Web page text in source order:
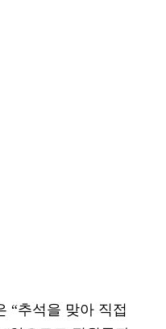
“추석을 맞아 직접